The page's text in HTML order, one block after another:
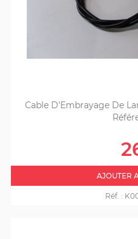
Cable D'Embrayage De
AJOUTER
Réf. :